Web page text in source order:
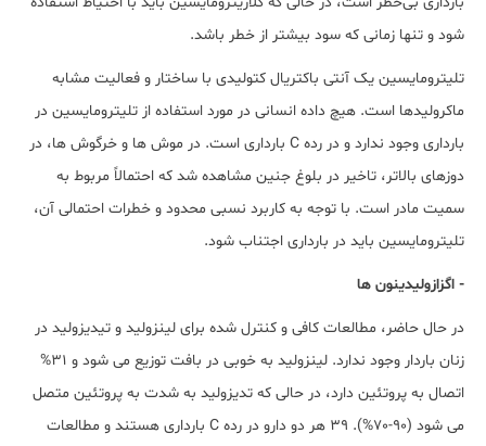
شود و تنها زمانی که سود بیشتر از خطر باشد.
تلیترومایسین یک آنتی باکتریال کتولیدی با ساختار و فعالیت مشابه
ماکرولیدها است. هیچ داده انسانی در مورد استفاده از تلیترومایسین در
بارداری وجود ندارد و در رده C بارداری است. در موش ها و خرگوش ها، در
دوزهای بالاتر، تاخیر در بلوغ جنین مشاهده شد که احتمالاً مربوط به
سمیت مادر است. با توجه به کاربرد نسبی محدود و خطرات احتمالی آن،
تلیترومایسین باید در بارداری اجتناب شود.
- اگزازولیدینون ها
در حال حاضر، مطالعات کافی و کنترل شده برای لینزولید و تیدیزولید در
زنان باردار وجود ندارد. لینزولید به خوبی در بافت توزیع می شود و 31%
اتصال به پروتئین دارد، در حالی که تدیزولید به شدت به پروتئین متصل
می شود (90-70%). 39 هر دو دارو در رده C بارداری هستند و مطالعات